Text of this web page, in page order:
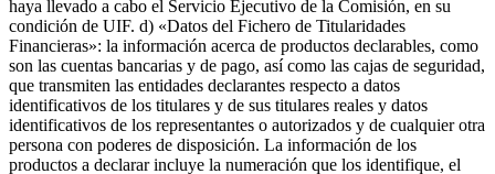
haya llevado a cabo el Servicio Ejecutivo de la Comisión, en su
condición de UIF. d) «Datos del Fichero de Titularidades
Financieras»: la información acerca de productos declarables, como
son las cuentas bancarias y de pago, así como las cajas de seguridad,
que transmiten las entidades declarantes respecto a datos
identificativos de los titulares y de sus titulares reales y datos
identificativos de los representantes o autorizados y de cualquier otra
persona con poderes de disposición. La información de los
productos a declarar incluye la numeración que los identifique, el